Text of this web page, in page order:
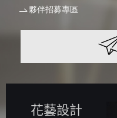
夥伴招募專區
花藝設計